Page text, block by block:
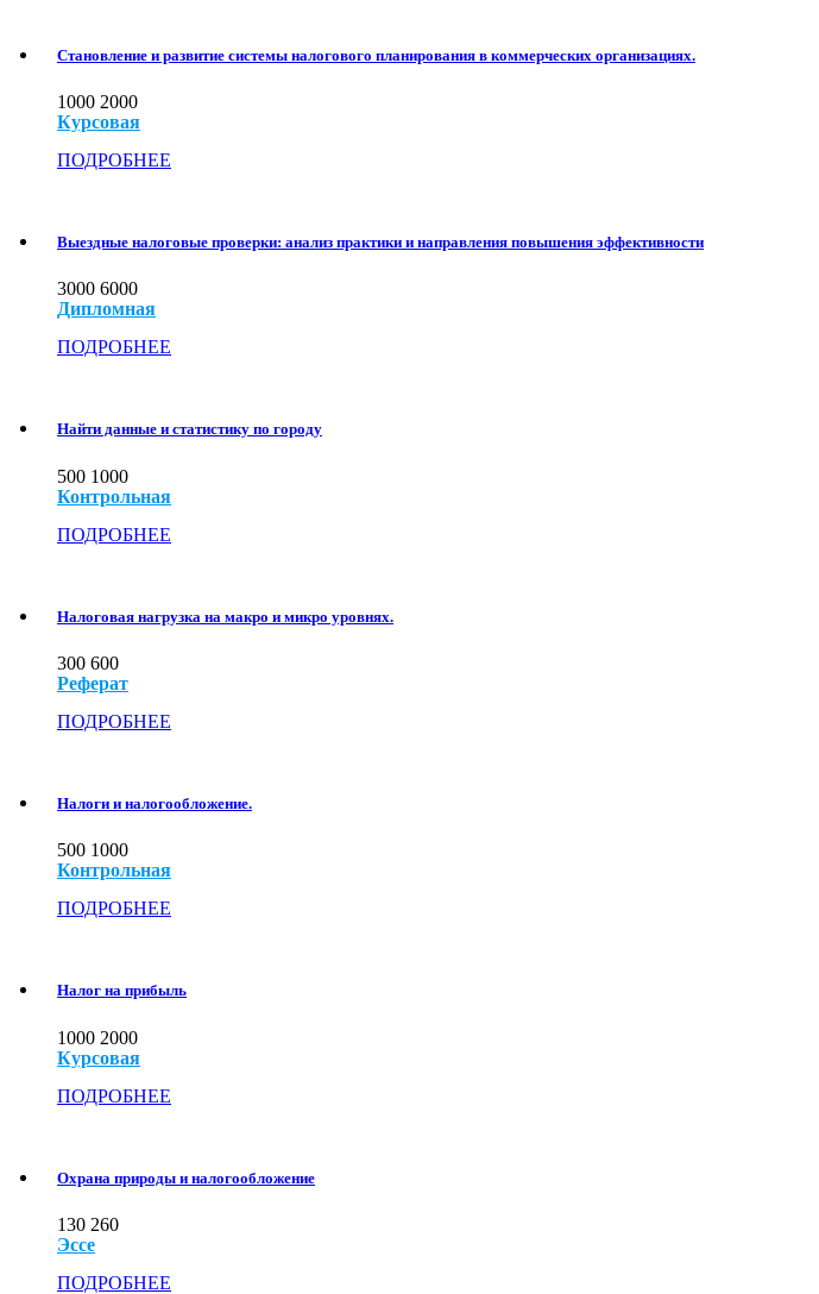
Становление и развитие системы налогового планирования в коммерческих организациях.
1000 2000
Курсовая
ПОДРОБНЕЕ
Выездные налоговые проверки: анализ практики и направления повышения эффективности
3000 6000
Дипломная
ПОДРОБНЕЕ
Найти данные и статистику по городу
500 1000
Контрольная
ПОДРОБНЕЕ
Налоговая нагрузка на макро и микро уровнях.
300 600
Реферат
ПОДРОБНЕЕ
Налоги и налогообложение.
500 1000
Контрольная
ПОДРОБНЕЕ
Налог на прибыль
1000 2000
Курсовая
ПОДРОБНЕЕ
Охрана природы и налогообложение
130 260
Эссе
ПОДРОБНЕЕ